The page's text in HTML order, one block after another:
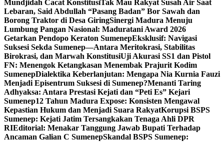
Mundjidah Cacat KonstitusiTak Mau Rakyat Susah Air Saat
Lebaran, Said Abdullah “Pasang Badan” Bor Sawah dan
Borong Traktor di Desa GiringSinergi Madura Menuju
Lumbung Pangan Nasional: Maduratani Award 2026
Getarkan Pendopo Keraton SumenepEksklusif: Navigasi
Suksesi Sekda Sumenep—Antara Meritokrasi, Stabilitas
Birokrasi, dan Marwah KonstitusiUji Akurasi SS1 dan Pistol
FN: Menengok Ketangkasan Menembak Prajurit Kodim
SumenepDialektika Keberlanjutan: Mengapa Nia Kurnia Fauzi
Menjadi Episentrum Suksesi di Sumenep?Menanti Taring
Adhyaksa: Antara Prestasi Kejati dan “Peti Es” Kejari
Sumenep12 Tahun Madura Expose: Konsisten Mengawal
Kepastian Hukum dan Menjadi Suara RakyatKorupsi BSPS
Sumenep: Kejati Jatim Tersangkakan Tenaga Ahli DPR
RIEditorial: Menakar Tanggung Jawab Bupati Terhadap
Ancaman Galian C SumenepSkandal BSPS Sumenep: